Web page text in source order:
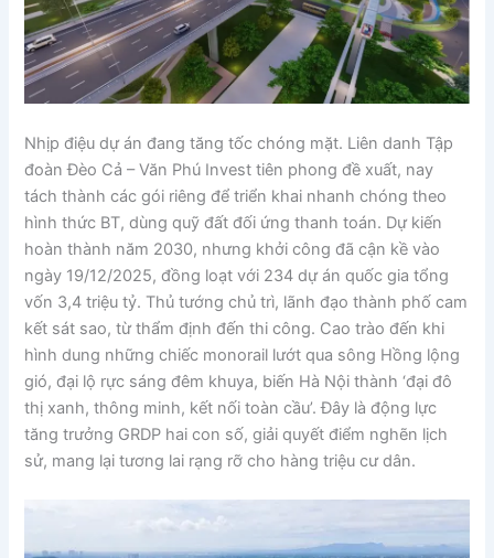
Nhịp điệu dự án đang tăng tốc chóng mặt. Liên danh Tập
đoàn Đèo Cả – Văn Phú Invest tiên phong đề xuất, nay
tách thành các gói riêng để triển khai nhanh chóng theo
hình thức BT, dùng quỹ đất đối ứng thanh toán. Dự kiến
hoàn thành năm 2030, nhưng khởi công đã cận kề vào
ngày 19/12/2025, đồng loạt với 234 dự án quốc gia tổng
vốn 3,4 triệu tỷ. Thủ tướng chủ trì, lãnh đạo thành phố cam
kết sát sao, từ thẩm định đến thi công. Cao trào đến khi
hình dung những chiếc monorail lướt qua sông Hồng lộng
gió, đại lộ rực sáng đêm khuya, biến Hà Nội thành ‘đại đô
thị xanh, thông minh, kết nối toàn cầu’. Đây là động lực
tăng trưởng GRDP hai con số, giải quyết điểm nghẽn lịch
sử, mang lại tương lai rạng rỡ cho hàng triệu cư dân.